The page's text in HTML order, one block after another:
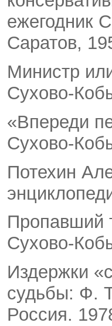
ежегодник
Саратов,
Министр
Сухово-
«Впереди
Сухово-
Потехин
Пропавший
Сухово-
Издержки
судьбы: Ф.
Россия.